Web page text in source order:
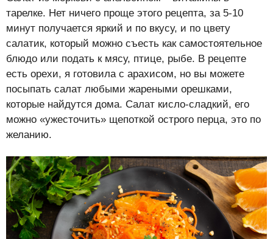
тарелке. Нет ничего проще этого рецепта, за 5-10
минут получается яркий и по вкусу, и по цвету
салатик, который можно съесть как самостоятельное
блюдо или подать к мясу, птице, рыбе. В рецепте
есть орехи, я готовила с арахисом, но вы можете
посыпать салат любыми жареными орешками,
которые найдутся дома. Салат кисло-сладкий, его
можно «ужесточить» щепоткой острого перца, это по
желанию.